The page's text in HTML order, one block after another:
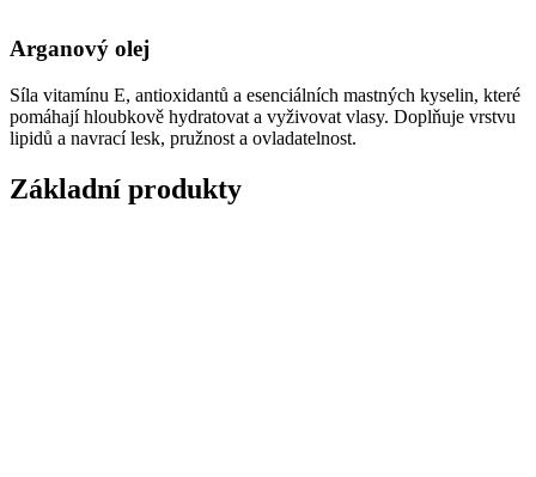
Arganový olej
Síla vitamínu E, antioxidantů a esenciálních mastných kyselin, které
pomáhají hloubkově hydratovat a vyživovat vlasy. Doplňuje vrstvu
lipidů a navrací lesk, pružnost a ovladatelnost.
Základní produkty